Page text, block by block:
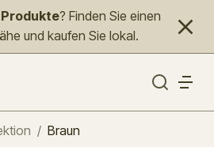
? Finden Sie einen
und kaufen Sie lokal.
/ Braun